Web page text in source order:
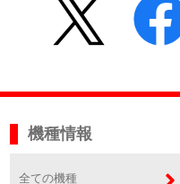
機種情報
全ての機種